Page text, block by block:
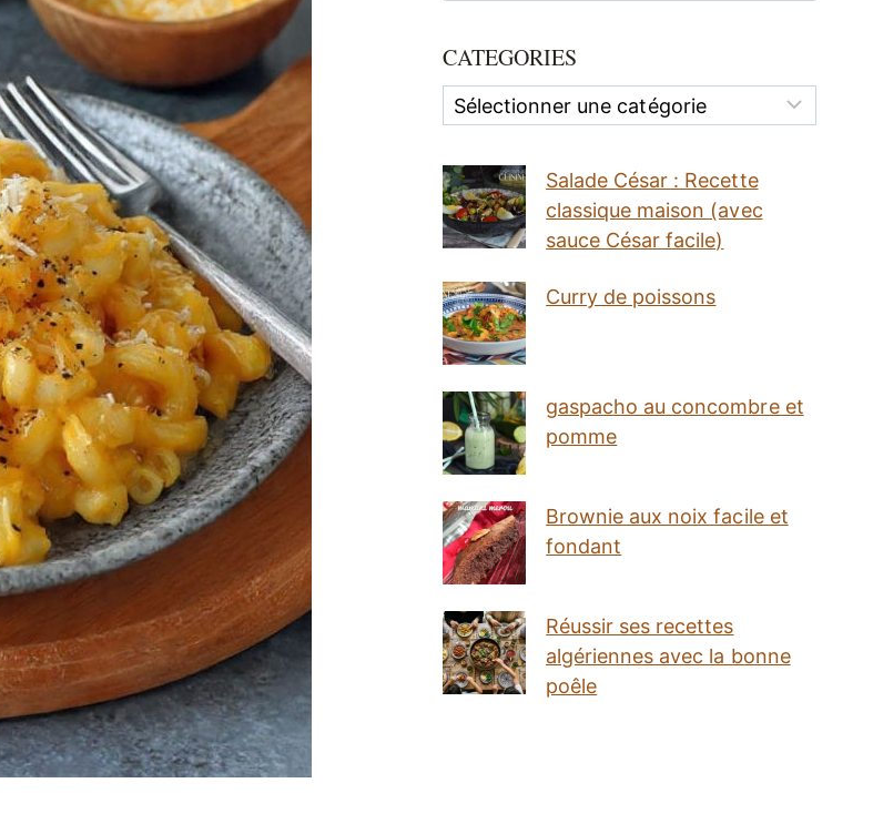
CATEGORIES
Categories
Salade César : Recette
classique maison (avec
sauce César facile)
Curry de poissons
gaspacho au concombre et
pomme
Brownie aux noix facile et
fondant
Réussir ses recettes
algériennes avec la bonne
poêle